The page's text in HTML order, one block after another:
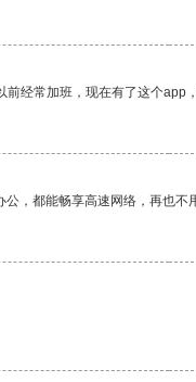
经常加班，现在有了这个app
，都能畅享高速网络，再也不